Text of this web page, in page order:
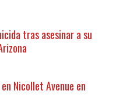
tras asesinar a su
Nicollet Avenue en